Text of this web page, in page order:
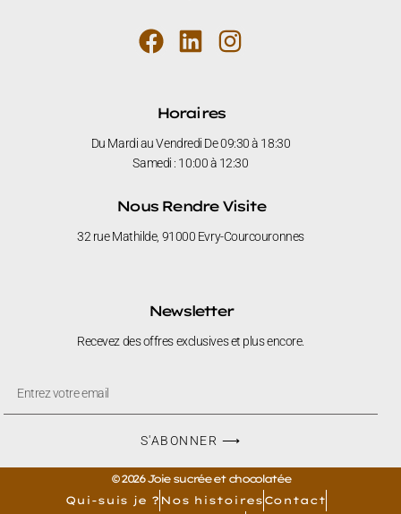
Horaires
Du Mardi au Vendredi De 09:30 à 18:30
Samedi : 10:00 à 12:30
Nous Rendre Visite
32 rue Mathilde, 91000 Evry-Courcouronnes
Newsletter
Recevez des offres exclusives et plus encore.
S'ABONNER ⟶
© 2026 Joie sucrée et chocolatée
Qui-suis je ? Nos histoires Contact